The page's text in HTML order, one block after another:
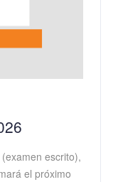
escrito),
el próximo